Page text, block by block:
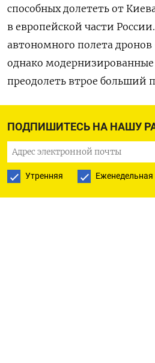
ПОДПИШИТЕСЬ НА НАШУ
Утренняя Еженедельная
способных долететь от
в европейской части
автономного полета
однако
преодолеть втрое больший
В Украине начали
способные долететь